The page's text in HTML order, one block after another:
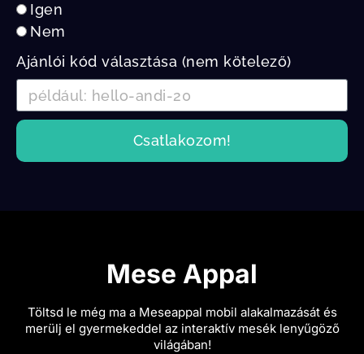
Igen
Nem
Ajánlói kód választása (nem kötelező)
Csatlakozom!
Mese Appal
Töltsd le még ma a Meseappal mobil alakalmazását és
merülj el gyermekeddel az interaktív mesék lenyűgöző
világában!